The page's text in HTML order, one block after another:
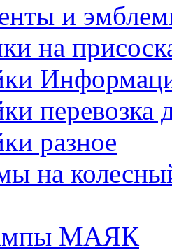
и
на
перевозка
разное
на
МАЯК